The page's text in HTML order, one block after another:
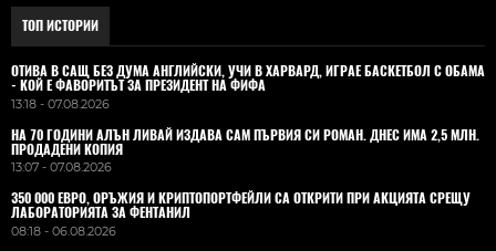
ТОП ИСТОРИИ
ОТИВА В САЩ БЕЗ ДУМА АНГЛИЙСКИ, УЧИ В ХАРВАРД, ИГРАЕ БАСКЕТБОЛ С ОБАМА
- КОЙ Е ФАВОРИТЪТ ЗА ПРЕЗИДЕНТ НА ФИФА
13:18 - 07.08.2026
НА 70 ГОДИНИ АЛЪН ЛИВАЙ ИЗДАВА САМ ПЪРВИЯ СИ РОМАН. ДНЕС ИМА 2,5 МЛН.
ПРОДАДЕНИ КОПИЯ
13:07 - 07.08.2026
350 000 ЕВРО, ОРЪЖИЯ И КРИПТОПОРТФЕЙЛИ СА ОТКРИТИ ПРИ АКЦИЯТА СРЕЩУ
ЛАБОРАТОРИЯТА ЗА ФЕНТАНИЛ
08:18 - 06.08.2026